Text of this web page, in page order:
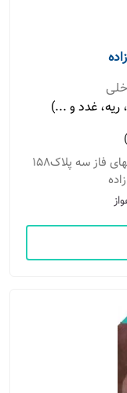
غدد و ...)
مطب: اهواز - کیانپارس خیابان۹ غربی انتهای فاز سه پلاک۱۵۸